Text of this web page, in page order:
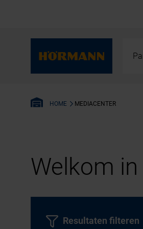
HOME MEDIACENTER
Welkom
Resultaten filteren